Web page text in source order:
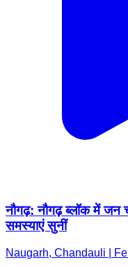
नौगढ़: नौगढ़ ब्लॉक में जन
समस्याएं सुनीं
Naugarh, Chandauli |